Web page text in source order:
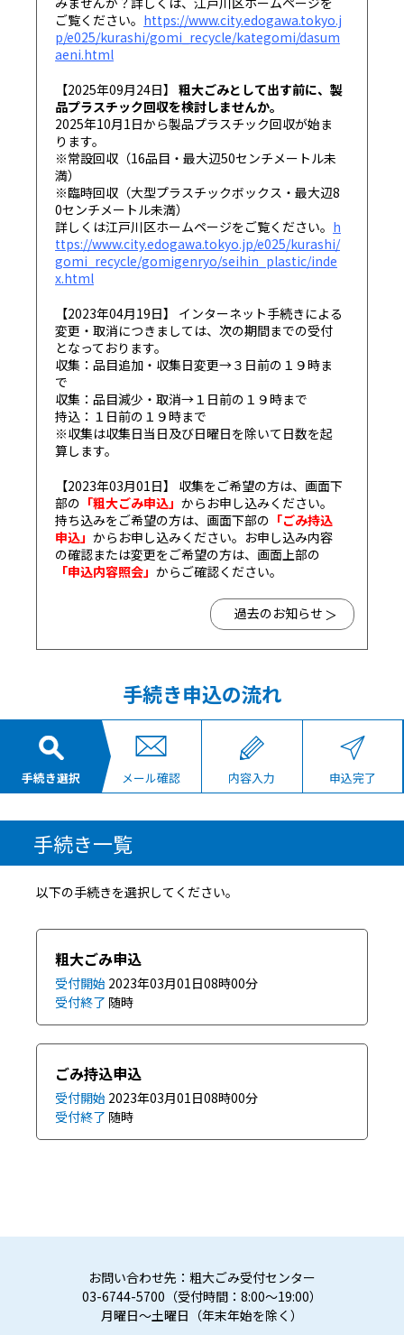
ご覧ください。 https://www.city.edogawa.tokyo.j
p/e025/kurashi/gomi_recycle/kategomi/dasum
aeni.html
【2025年09月24日】粗大ごみとして出す前に、製
品プラスチック回収を検討しませんか。
2025年10月1日から製品プラスチック回収が始ま
ります。
※常設回収（16品目・最大辺50センチメートル未
満）
※臨時回収（大型プラスチックボックス・最大辺8
0センチメートル未満）
詳しくは江戸川区ホームページをご覧ください。 h
ttps://www.city.edogawa.tokyo.jp/e025/kurashi/
gomi_recycle/gomigenryo/seihin_plastic/inde
x.html
【2023年04月19日】 インターネット手続きによる
変更・取消につきましては、次の期間までの受付
となっております。
収集：品目追加・収集日変更→３日前の１９時ま
で
収集：品目減少・取消→１日前の１９時まで
持込：１日前の１９時まで
※収集は収集日当日及び日曜日を除いて日数を起
算します。
【2023年03月01日】 収集をご希望の方は、画面下
部の 「粗大ごみ申込」からお申し込みください。
持ち込みをご希望の方は、画面下部の 「ごみ持込
申込」からお申し込みください。お申し込み内容
の確認または変更をご希望の方は、画面上部の
「申込内容照会」からご確認ください。
過去のお知らせ
手続き申込の流れ
手続き選択 メール確認 内容入力 申込完了
手続き一覧
以下の手続きを選択してください。
粗大ごみ申込
受付開始 2023年03月01日08時00分
受付終了 随時
ごみ持込申込
受付開始 2023年03月01日08時00分
受付終了 随時
お問い合わせ先：粗大ごみ受付センター
03-6744-5700（受付時間：8:00～19:00）
月曜日～土曜日（年末年始を除く）